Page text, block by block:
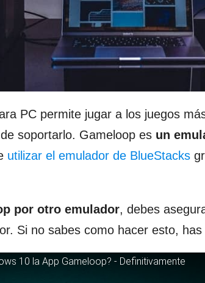
PC permite jugar a los juegos
soportarlo. Gameloop es un
utilizar el emulador de BlueStacks
por otro emulador, debes
Si no sabes como hacer esto,
10 la App Gameloop? - Definitivamente